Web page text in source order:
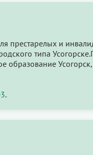
престарелых и
типа
Усогорск,
.